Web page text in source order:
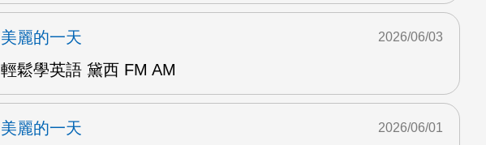
美麗的一天
輕鬆學英語 黛西 FM AM
2026/06/03
美麗的一天
2026/06/01